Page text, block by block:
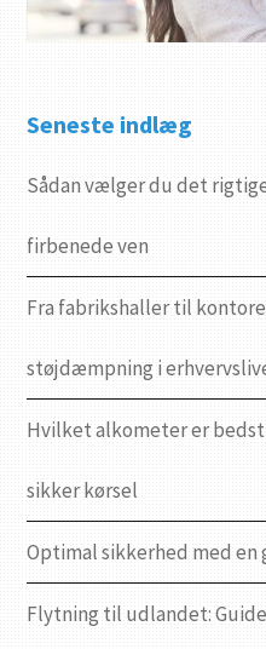
Seneste indlæg
Sådan vælger du det
firbenede ven
Fra fabrikshaller til
støjdæmpning i
Hvilket alkometer er
sikker kørsel
Optimal sikkerhed med
Flytning til udlandet: